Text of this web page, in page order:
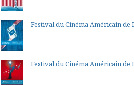
Festival du Cinéma Américain de
Festival du Cinéma Américain de